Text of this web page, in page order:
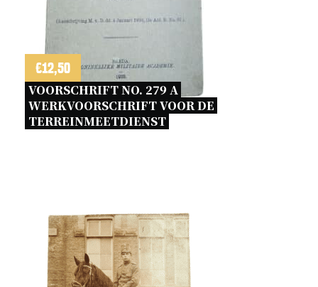
€12,50
VOORSCHRIFT NO. 279 A
WERKVOORSCHRIFT VOOR DE
TERREINMEETDIENST